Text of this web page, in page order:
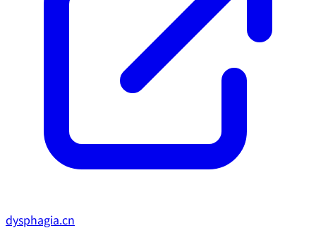
dysphagia.cn